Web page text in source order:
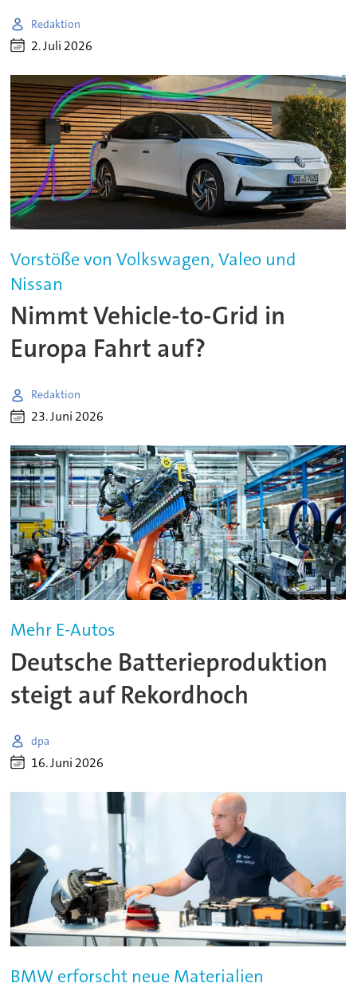
Redaktion
2. Juli 2026
Vorstöße von Volkswagen, Valeo und
Nissan
Nimmt Vehicle-to-Grid in
Europa Fahrt auf?
Redaktion
23. Juni 2026
Mehr E-Autos
Deutsche Batterieproduktion
steigt auf Rekordhoch
dpa
16. Juni 2026
BMW erforscht neue Materialien